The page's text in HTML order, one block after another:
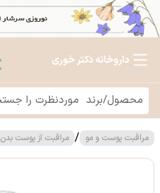
داروخانه دکتر خوری
مراقبت پوست و مو / مراقبت از پوست بدن